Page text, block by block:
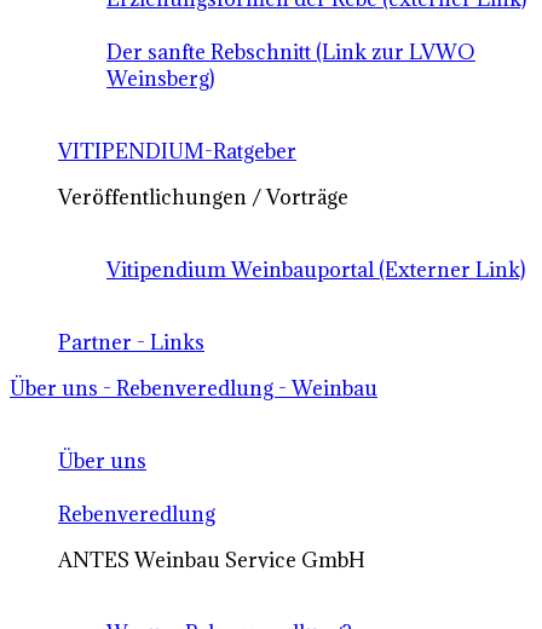
Der sanfte Rebschnitt (Link zur LVWO
Weinsberg)
VITIPENDIUM-Ratgeber
Veröffentlichungen / Vorträge
Vitipendium Weinbauportal (Externer Link)
Partner - Links
Über uns - Rebenveredlung - Weinbau
Über uns
Rebenveredlung
ANTES Weinbau Service GmbH